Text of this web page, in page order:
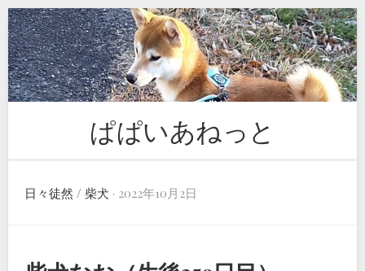
Skip
to
content
ぱぱいあねっと
日々徒然 / 柴犬 · 2022年10月2日